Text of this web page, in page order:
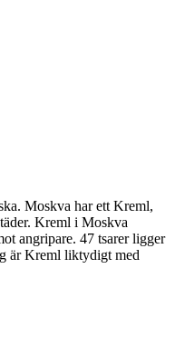
Moskva har ett Kreml,
Kreml i Moskva
angripare. 47 tsarer ligger
är Kreml liktydigt med